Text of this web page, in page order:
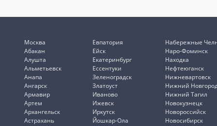
Москва
Абакан
Алушта
Альметьевск
Анапа
Ангарск
Армавир
Артем
Архангельск
Астрахань
Евпатория
Ейск
Екатеринбург
Ессентуки
Зеленоградск
Златоуст
Иваново
Ижевск
Иркутск
Йошкар-Ола
Набережные
Наро-Фоминск
Находка
Нефтеюганск
Нижневартовск
Нижний
Нижний Тагил
Новокузнецк
Новороссийск
Новосибирск